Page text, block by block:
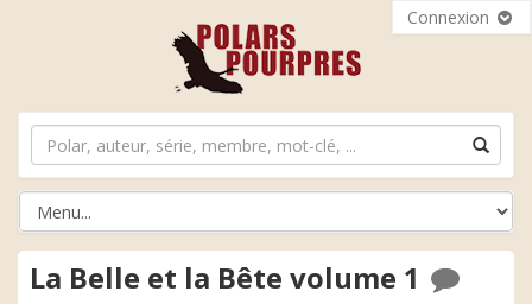
Connexion
La Belle et la Bête volume 1